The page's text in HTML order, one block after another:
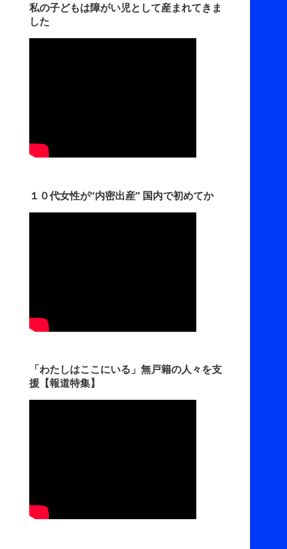
私の子どもは障がい児として産まれてきま
した
１０代女性が“内密出産” 国内で初めてか
「わたしはここにいる」無戸籍の人々を支
援【報道特集】